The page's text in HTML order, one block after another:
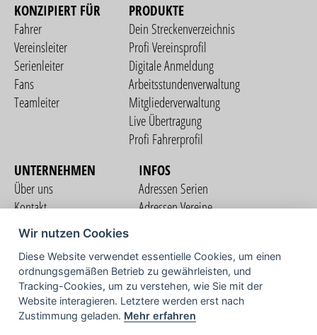
KONZIPIERT FÜR
Fahrer
Vereinsleiter
Serienleiter
Fans
Teamleiter
PRODUKTE
Dein Streckenverzeichnis
Profi Vereinsprofil
Digitale Anmeldung
Arbeitsstundenverwaltung
Mitgliederverwaltung
Live Übertragung
Profi Fahrerprofil
UNTERNEHMEN
Über uns
Kontakt
Nutzungsbedingungen
Datenschutzerklärung
Impressum
INFOS
Adressen Serien
Adressen Vereine
COMMUNITY
Wir nutzen Cookies
Diese Website verwendet essentielle Cookies, um einen
ordnungsgemäßen Betrieb zu gewährleisten, und
Tracking-Cookies, um zu verstehen, wie Sie mit der
Website interagieren. Letztere werden erst nach
Zustimmung geladen. Mehr erfahren